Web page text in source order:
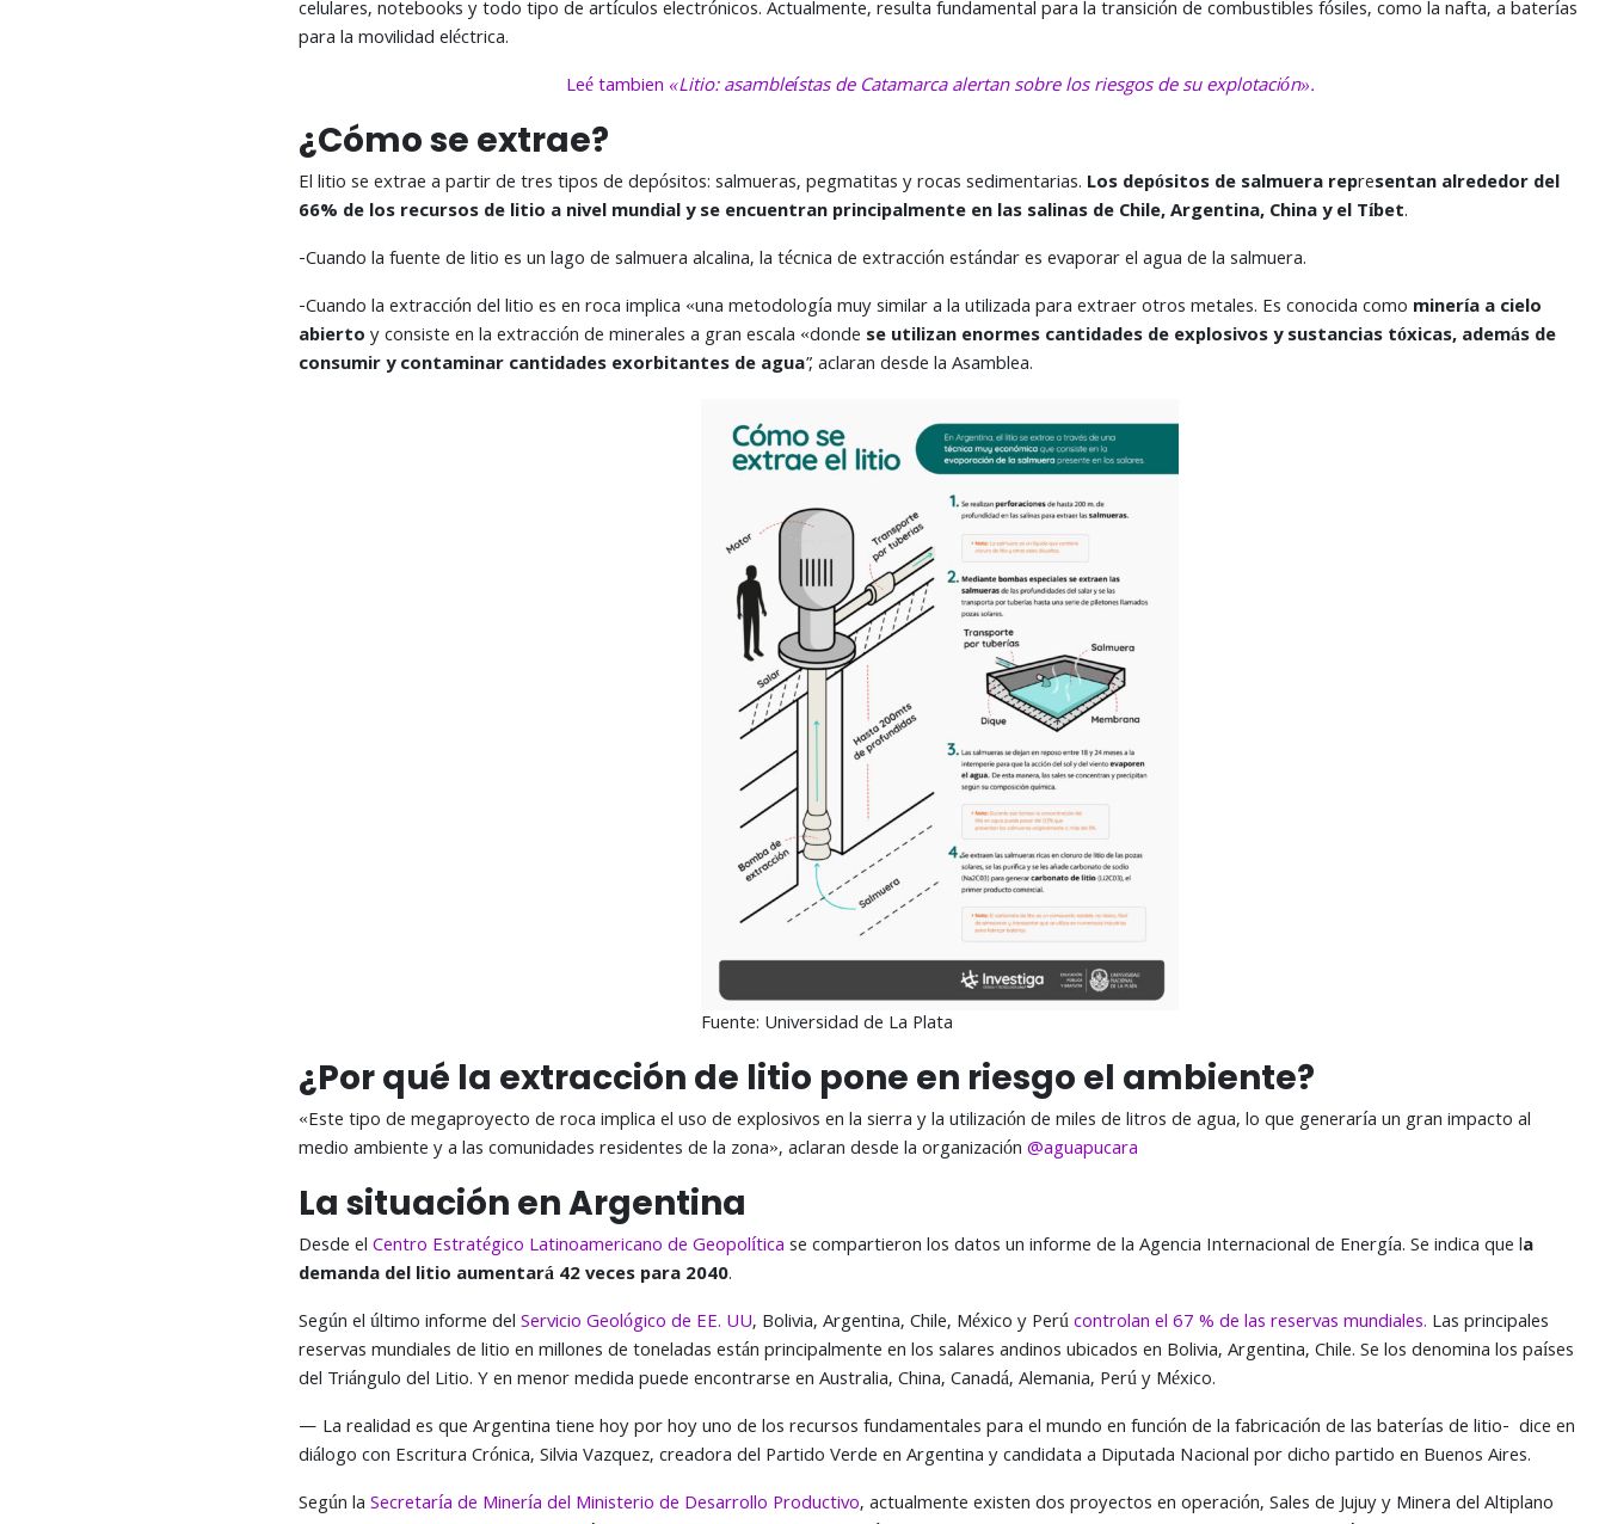
celulares, notebooks y todo tipo de artículos electrónicos. Actualmente, resulta fundamental para la transición de combustibles fósiles, como la nafta, a baterías
para la movilidad eléctrica.
Leé tambien «Litio: asambleístas de Catamarca alertan sobre los riesgos de su explotación».
¿Cómo se extrae?
El litio se extrae a partir de tres tipos de depósitos: salmueras, pegmatitas y rocas sedimentarias. Los depósitos de salmuera representan alrededor del
66% de los recursos de litio a nivel mundial y se encuentran principalmente en las salinas de Chile, Argentina, China y el Tíbet.
-Cuando la fuente de litio es un lago de salmuera alcalina, la técnica de extracción estándar es evaporar el agua de la salmuera.
-Cuando la extracción del litio es en roca implica «una metodología muy similar a la utilizada para extraer otros metales. Es conocida como minería a cielo
abiertoy consiste en la extracción de minerales a gran escala «donde se utilizan enormes cantidades de explosivos y sustancias tóxicas, además de
consumir y contaminar cantidades exorbitantes de agua”, aclaran desde la Asamblea.
Fuente: Universidad de La Plata
¿Por qué la extracción de litio pone en riesgo el ambiente?
«Este tipo de megaproyecto de roca implica el uso de explosivos en la sierra y la utilización de miles de litros de agua, lo que generaría un gran impacto al
medio ambiente y a las comunidades residentes de la zona», aclaran desde la organización@aguapucara
La situación en Argentina
Desde elCentro Estratégico Latinoamericano de Geopolíticase compartieron los datos un informe de la Agencia Internacional de Energía. Se indica que la
demanda del litio aumentará 42 veces para 2040.
Según el último informe delServicio Geológico de EE. UU, Bolivia, Argentina, Chile, México y Perúcontrolan el 67 % de las reservas mundiales. Las principales
reservas mundiales de litio en millones de toneladas están principalmente en los salares andinos ubicados en Bolivia, Argentina, Chile. Se los denomina los países
del Triángulo del Litio. Y en menor medida puede encontrarse en Australia, China, Canadá, Alemania, Perú y México.
— La realidad es que Argentina tiene hoy por hoy uno de los recursos fundamentales para el mundo en función de la fabricación de las baterías de litio- dice en
diálogo con Escritura Crónica, Silvia Vazquez, creadora del Partido Verde en Argentina y candidata a Diputada Nacional por dicho partido en Buenos Aires.
Según laSecretaría de Minería del Ministerio de Desarrollo Productivo, actualmente existen dos proyectos en operación, Sales de Jujuy y Minera del Altiplano